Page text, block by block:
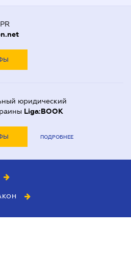
юридический
Liga:BOOK
ПОДРОБНЕЕ